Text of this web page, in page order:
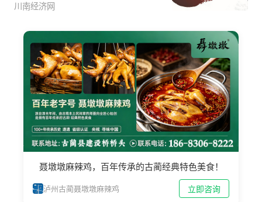
川南经济网
聂墩墩麻辣鸡，百年传承的古蔺经典特色美食！
泸州古蔺聂墩墩麻辣鸡 立即咨询